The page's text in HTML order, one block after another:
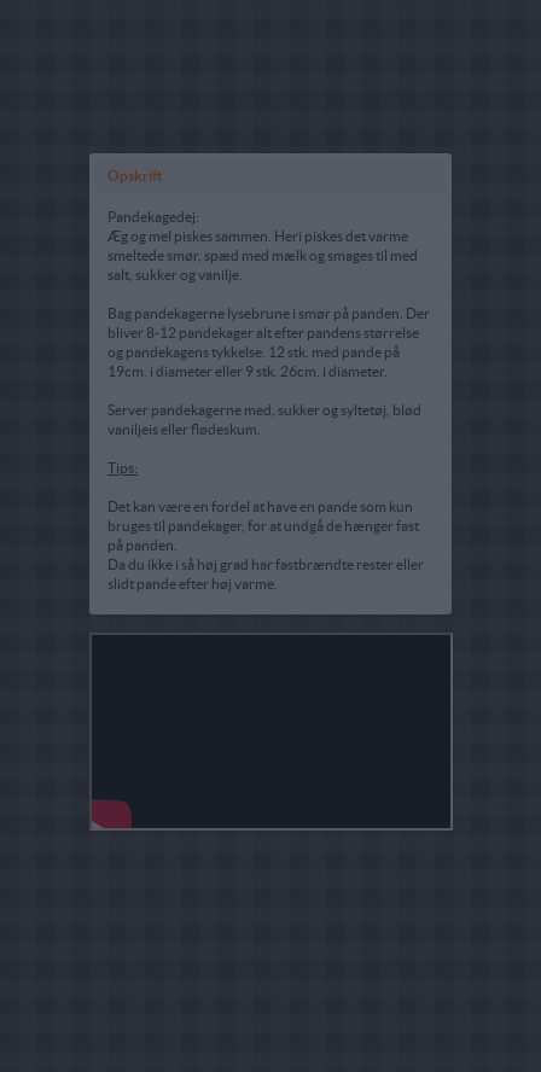
Opskrift
Pandekagedej:
Æg og mel piskes sammen. Heri piskes det varme
smeltede smør, spæd med mælk og smages til med
salt, sukker og vanilje.
Bag pandekagerne lysebrune i smør på panden. Der
bliver 8-12 pandekager alt efter pandens størrelse
og pandekagens tykkelse. 12 stk. med pande på
19cm. i diameter eller 9 stk. 26cm. i diameter.
Server pandekagerne med, sukker og syltetøj, blød
vaniljeis eller flødeskum.
Tips:
Det kan være en fordel at have en pande som kun
bruges til pandekager, for at undgå de hænger fast
på panden.
Da du ikke i så høj grad har fastbrændte rester eller
slidt pande efter høj varme.